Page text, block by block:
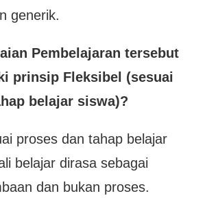
generik.
Pembelajaran tersebut
prinsip Fleksibel (sesuai
belajar siswa)?
proses dan tahap belajar
belajar dirasa sebagai
dan bukan proses.